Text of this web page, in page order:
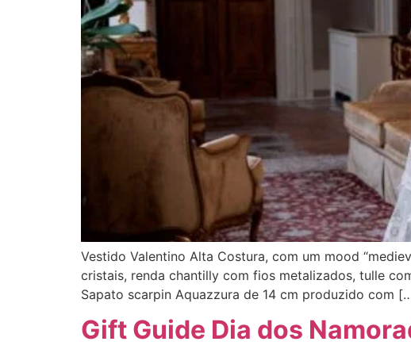
Vestido Valentino Alta Costura, com um mood
cristais, renda chantilly com fios metalizados, tulle
Sapato scarpin Aquazzura de 14 cm produzido com
Gift Guide Dia dos